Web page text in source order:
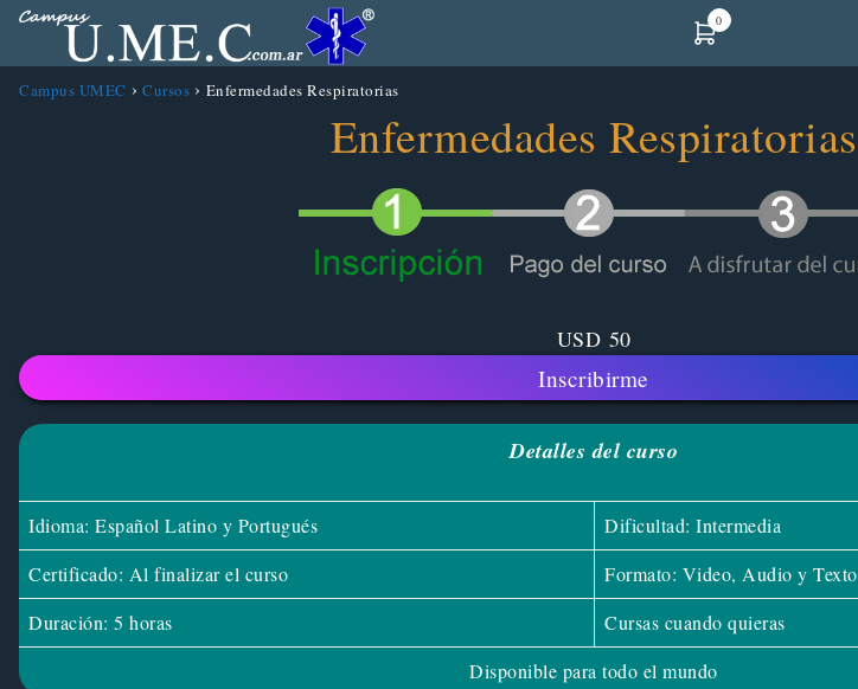
0
Campus UMEC Cursos Enfermedades Respiratorias
Enfermedades Respiratorias
USD 50
Inscribirme
Detalles del curso
Idioma: Español Latino y Portugués
Dificultad: Intermedia
Certificado: Al finalizar el curso
Formato: Video, Audio y Texto
Duración: 5 horas
Cursas cuando quieras
Disponible para todo el mundo